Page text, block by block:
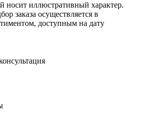
носит иллюстративный характер.
заказа осуществляется в
доступным на дату